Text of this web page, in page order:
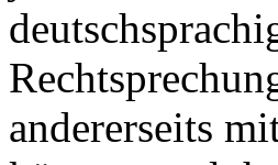
andererseits